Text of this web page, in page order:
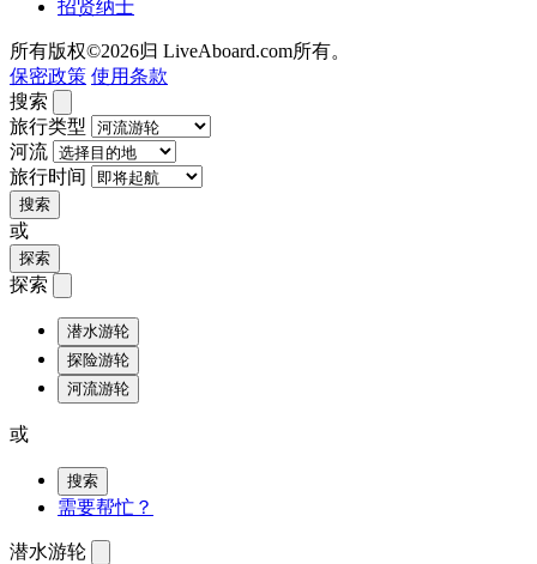
招贤纳士
所有版权©2026归 LiveAboard.com所有。
保密政策 使用条款
搜索
旅行类型
河流
旅行时间
搜索
或
探索
探索
潜水游轮
探险游轮
河流游轮
或
搜索
需要帮忙？
潜水游轮